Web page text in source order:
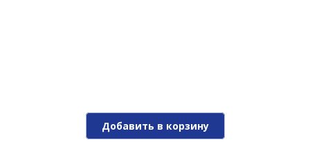
Добавить в корзину